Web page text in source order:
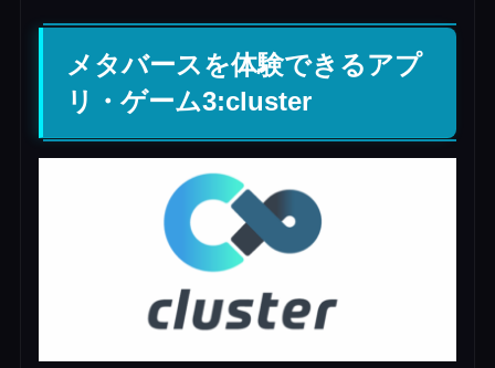
メタバースを体験できるアプ
リ・ゲーム3:cluster